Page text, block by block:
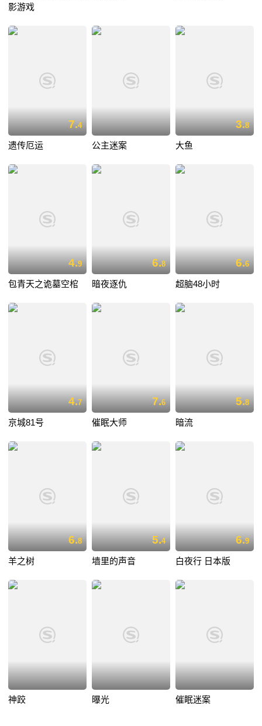
影游戏
7.4
遗传厄运 公主迷案
3.8
大鱼
4.9
包青天之诡墓空棺
6.8
暗夜逐仇
6.6
超脑48小时
4.7
京城81号
7.6
催眠大师
5.8
暗流
6.8
羊之树
5.4
墙里的声音
6.9
白夜行 日本版
神跤 曝光 催眠迷案